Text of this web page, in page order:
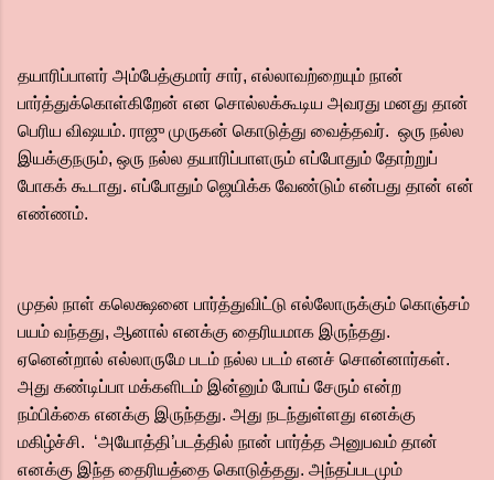
தயாரிப்பாளர் அம்பேத்குமார் சார், எல்லாவற்றையும் நான்
பார்த்துக்கொள்கிறேன் என சொல்லக்கூடிய அவரது மனது தான்
பெரிய விஷயம். ராஜு முருகன் கொடுத்து வைத்தவர். ஒரு நல்ல
இயக்குநரும், ஒரு நல்ல தயாரிப்பாளரும் எப்போதும் தோற்றுப்
போகக் கூடாது. எப்போதும் ஜெயிக்க வேண்டும் என்பது தான் என்
எண்ணம்.
முதல் நாள் கலெக்ஷனை பார்த்துவிட்டு எல்லோருக்கும் கொஞ்சம்
பயம் வந்தது, ஆனால் எனக்கு தைரியமாக இருந்தது.
ஏனென்றால் எல்லாருமே படம் நல்ல படம் எனச் சொன்னார்கள்.
அது கண்டிப்பா மக்களிடம் இன்னும் போய் சேரும் என்ற
நம்பிக்கை எனக்கு இருந்தது. அது நடந்துள்ளது எனக்கு
மகிழ்ச்சி. ‘அயோத்தி’படத்தில் நான் பார்த்த அனுபவம் தான்
எனக்கு இந்த தைரியத்தை கொடுத்தது. அந்தப்படமும்